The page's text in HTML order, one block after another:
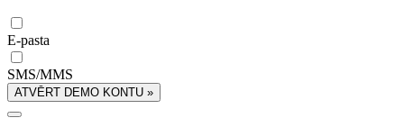
E-pasta
SMS/MMS
ATVĒRT DEMO KONTU »